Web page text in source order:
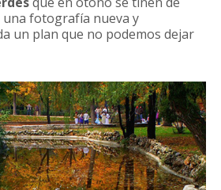
fotografía nueva y
un plan que no podemos dejar